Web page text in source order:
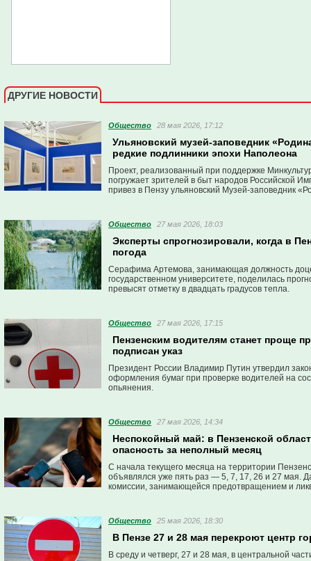
ДРУГИЕ НОВОСТИ
Общество 28 мая 2026, 17:12
Ульяновский музей-заповедник
редкие подлинники эпохи Наполеона
Проект, реализованный при поддержке
погружает зрителей в быт народов Российской
привез в Пензу ульяновский Музей-заповедник
Общество 27 мая 2026, 18:03
Эксперты спрогнозировали, когда в
погода
Серафима Артемова, занимающая должность
государственном университете, поделилась
превысят отметку в двадцать градусов тепла.
Общество 27 мая 2026, 17:15
Пензенским водителям станет проще
подписан указ
Президент России Владимир Путин утвердил
оформления бумаг при проверке водителей на
опьянения.
Общество 27 мая 2026, 14:34
Неспокойный май: в Пензенской
опасность за неполный месяц
С начала текущего месяца на территории
объявлялся уже пять раз — 5, 7, 17, 26 и 27 мая.
комиссии, занимающейся предотвращением и
Общество 25 мая 2026, 18:30
В Пензе 27 и 28 мая перекроют центр
В среду и четверг, 27 и 28 мая, в центральной